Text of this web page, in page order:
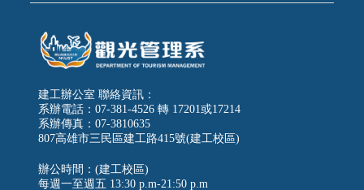
建工辦公室 聯絡資訊：
系辦電話：07-381-4526 轉 17201或17214
系辦傳真：07-3810635
807高雄市三民區建工路415號(建工校區)
辦公時間：(建工校區)
每週一至週五 13:30 p.m-21:50 p.m